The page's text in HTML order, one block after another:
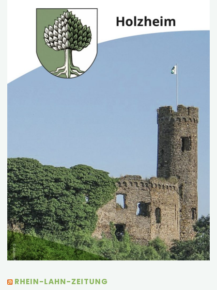
RHEIN-LAHN-ZEITUNG